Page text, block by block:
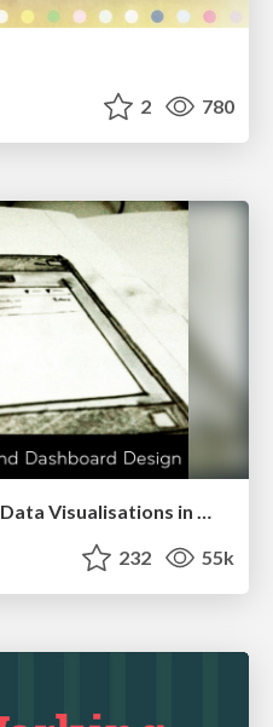
2 780
Designing Dashboards & Data Visualisations in Web Apps
232 55k